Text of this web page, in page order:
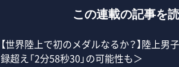
この連載の記事を
【世界陸上で初のメダルなるか？】陸上
録超え「2分58秒30」の可能性も＞